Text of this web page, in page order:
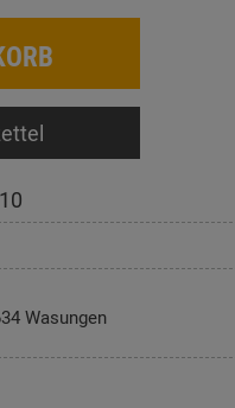
Wasungen